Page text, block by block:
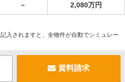
－ 2,080万円
入されますと、全物件が自動でシミュレー
資料請求